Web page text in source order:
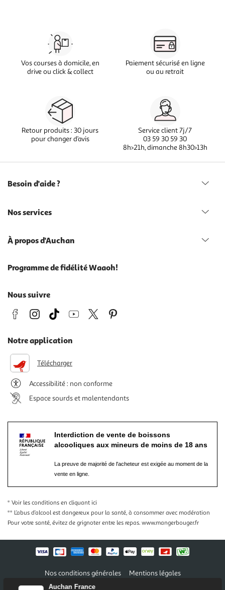
Auchan France
Vos courses à domicile, en
drive ou click & collect
Paiement sécurisé en ligne
ou au retrait
Retour produits : 30 jours
pour changer d’avis
Service client 7j/7
03 59 30 59 30
8h>21h, dimanche 8h30>13h
Besoin d'aide ?
Nos services
À propos d'Auchan
Programme de fidélité Waaoh!
Nous suivre
Notre application
Télécharger
Accessibilité : non conforme
Espace sourds et malentendants
Interdiction de vente de boissons
alcooliques aux mineurs de moins de 18 ans
La preuve de majorité de l'acheteur est exigée au moment de la
vente en ligne.
* Voir les conditions en cliquant ici
** L’abus d’alcool est dangereux pour la santé, à consommer avec modération
Pour votre santé, évitez de grignoter entre les repas. www.mangerbouger.fr
Nos conditions générales
Mentions légales
Conditions des offres et promotions